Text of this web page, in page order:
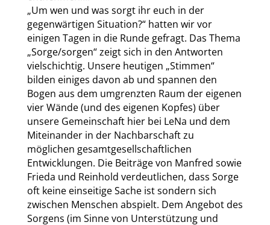
„Um wen und was sorgt ihr euch in der
gegenwärtigen Situation?“ hatten wir vor
einigen Tagen in die Runde gefragt. Das Thema
„Sorge/sorgen“ zeigt sich in den Antworten
vielschichtig. Unsere heutigen „Stimmen“
bilden einiges davon ab und spannen den
Bogen aus dem umgrenzten Raum der eigenen
vier Wände (und des eigenen Kopfes) über
unsere Gemeinschaft hier bei LeNa und dem
Miteinander in der Nachbarschaft zu
möglichen gesamtgesellschaftlichen
Entwicklungen. Die Beiträge von Manfred sowie
Frieda und Reinhold verdeutlichen, dass Sorge
oft keine einseitige Sache ist sondern sich
zwischen Menschen abspielt. Dem Angebot des
Sorgens (im Sinne von Unterstützung und